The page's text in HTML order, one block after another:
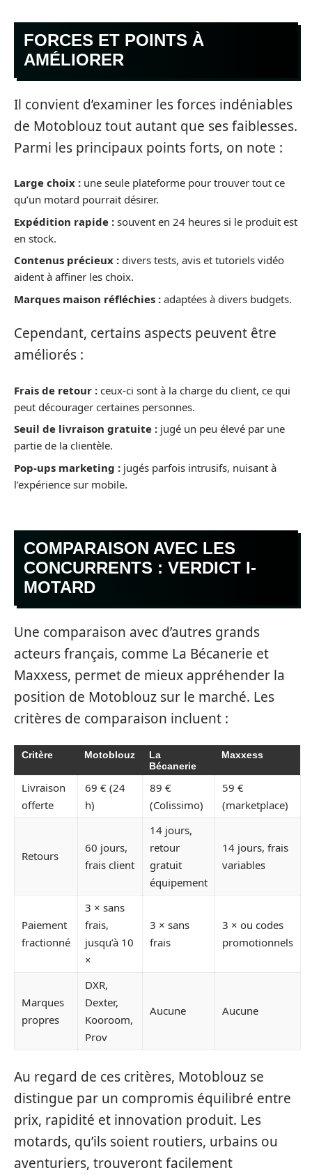
FORCES ET POINTS À
AMÉLIORER
Il convient d’examiner les forces indéniables
de Motoblouz tout autant que ses faiblesses.
Parmi les principaux points forts, on note :
Large choix : une seule plateforme pour trouver tout ce
qu’un motard pourrait désirer.
Expédition rapide : souvent en 24 heures si le produit est
en stock.
Contenus précieux : divers tests, avis et tutoriels vidéo
aident à affiner les choix.
Marques maison réfléchies : adaptées à divers budgets.
Cependant, certains aspects peuvent être
améliorés :
Frais de retour : ceux-ci sont à la charge du client, ce qui
peut décourager certaines personnes.
Seuil de livraison gratuite : jugé un peu élevé par une
partie de la clientèle.
Pop-ups marketing : jugés parfois intrusifs, nuisant à
l’expérience sur mobile.
COMPARAISON AVEC LES
CONCURRENTS : VERDICT I-
MOTARD
Une comparaison avec d’autres grands
acteurs français, comme La Bécanerie et
Maxxess, permet de mieux appréhender la
position de Motoblouz sur le marché. Les
critères de comparaison incluent :
Critère Motoblouz
La
Bécanerie
Maxxess
Livraison
offerte
69 € (24
h)
89 €
(Colissimo)
59 €
(marketplace)
Retours
60 jours,
frais client
14 jours,
retour
gratuit
équipement
14 jours, frais
variables
Paiement
fractionné
3 × sans
frais,
jusqu’à 10
×
3 × sans
frais
3 × ou codes
promotionnels
Marques
propres
DXR,
Dexter,
Kooroom,
Prov
Aucune Aucune
Au regard de ces critères, Motoblouz se
distingue par un compromis équilibré entre
prix, rapidité et innovation produit. Les
motards, qu’ils soient routiers, urbains ou
aventuriers, trouveront facilement